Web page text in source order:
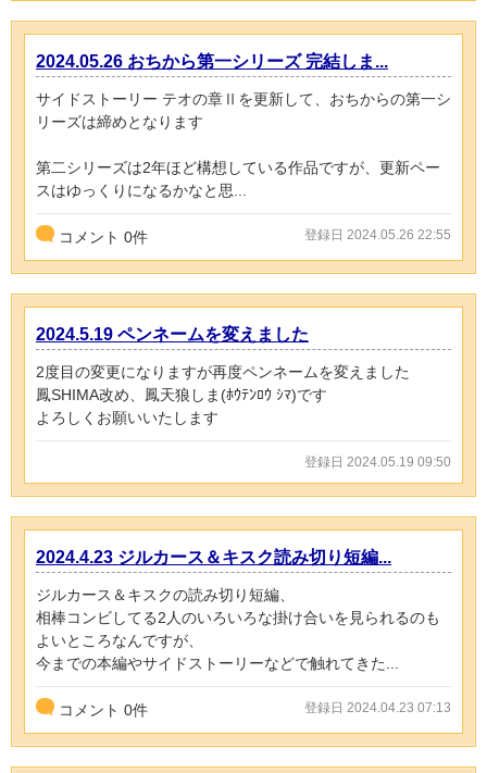
2024.05.26 おちから第一シリーズ 完結しま...
サイドストーリー テオの章Ⅱを更新して、おちからの第一シ
リーズは締めとなります
第二シリーズは2年ほど構想している作品ですが、更新ペー
スはゆっくりになるかなと思...
コメント 0件 登録日 2024.05.26 22:55
2024.5.19 ペンネームを変えました
2度目の変更になりますが再度ペンネームを変えました
鳳SHIMA改め、鳳天狼しま(ﾎｳﾃﾝﾛｳ ｼﾏ)です
よろしくお願いいたします
登録日 2024.05.19 09:50
2024.4.23 ジルカース＆キスク読み切り短編...
ジルカース＆キスクの読み切り短編、
相棒コンビしてる2人のいろいろな掛け合いを見られるのも
よいところなんですが、
今までの本編やサイドストーリーなどで触れてきた...
コメント 0件 登録日 2024.04.23 07:13